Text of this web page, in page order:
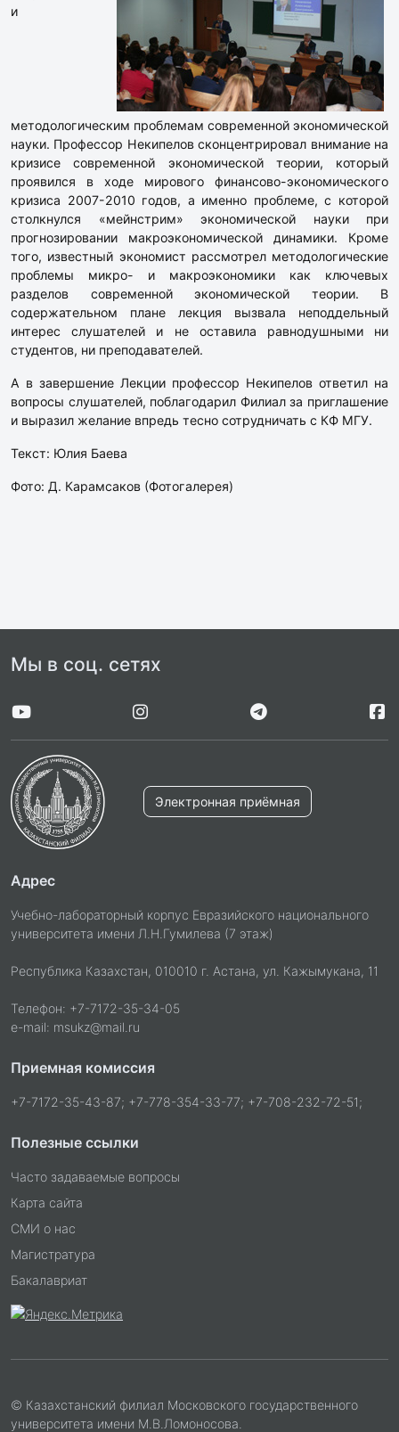
и
методологическим проблемам современной экономической
науки. Профессор Некипелов сконцентрировал внимание на
кризисе современной экономической теории, который
проявился в ходе мирового финансово-экономического
кризиса 2007-2010 годов, а именно проблеме, с которой
столкнулся «мейнстрим» экономической науки при
прогнозировании макроэкономической динамики. Кроме
того, известный экономист рассмотрел методологические
проблемы микро- и макроэкономики как ключевых
разделов современной экономической теории. В
содержательном плане лекция вызвала неподдельный
интерес слушателей и не оставила равнодушными ни
студентов, ни преподавателей.
А в завершение Лекции профессор Некипелов ответил на
вопросы слушателей, поблагодарил Филиал за приглашение
и выразил желание впредь тесно сотрудничать с КФ МГУ.
Текст: Юлия Баева
Фото: Д. Карамсаков (Фотогалерея)
Мы в соц. сетях
Электронная приёмная
Адрес
Учебно-лабораторный корпус Евразийского национального
университета имени Л.Н.Гумилева (7 этаж)
Республика Казахстан, 010010 г. Астана, ул. Кажымукана, 11
Телефон: +7-7172-35-34-05
e-mail: msukz@mail.ru
Приемная комиссия
+7-7172-35-43-87; +7-778-354-33-77; +7-708-232-72-51;
Полезные ссылки
Часто задаваемые вопросы
Карта сайта
СМИ о нас
Магистратура
Бакалавриат
© Казахстанский филиал Московского государственного
университета имени М.В.Ломоносова.